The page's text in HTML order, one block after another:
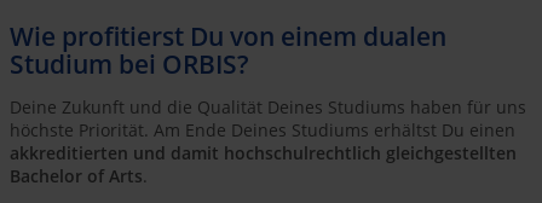
Wie profitierst Du von einem dualen
Studium bei ORBIS?
Deine Zukunft und die Qualität Deines Studiums haben für uns
höchste Priorität. Am Ende Deines Studiums erhältst Du einen
akkreditierten und damit hochschulrechtlich gleichgestellten
Bachelor of Arts.